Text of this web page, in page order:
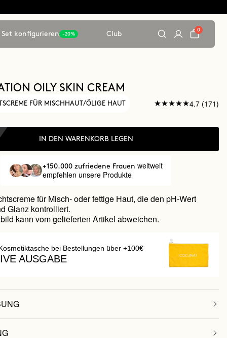
Set konfigurieren -20% Club
0
OILY SKIN CREAM
FÜR MISCHHAUT/ÖLIGE HAUT 4.7 (171)
IN DEN WARENKORB LEGEN
+150.000 zufriedene Frauenweltweit
empfehlen unsere Produkte
für Misch- oder fettige Haut, die den pH-Wert
Glanz kontrolliert.
kann vom gelieferten Artikel abweichen.
bei Bestellungen über +100€
AUSGABE